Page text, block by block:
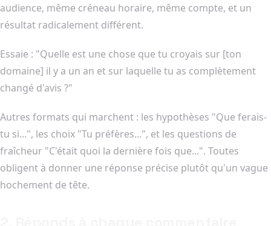
audience, même créneau horaire, même compte, et un
résultat radicalement différent.
Essaie : "Quelle est une chose que tu croyais sur [ton
domaine] il y a un an et sur laquelle tu as complètement
changé d'avis ?"
Autres formats qui marchent : les hypothèses "Que ferais-
tu si...", les choix "Tu préfères...", et les questions de
fraîcheur "C'était quoi la dernière fois que...". Toutes
obligent à donner une réponse précise plutôt qu'un vague
hochement de tête.